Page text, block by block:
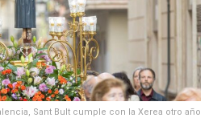
Sant Bult cumple con la Xerea otro año